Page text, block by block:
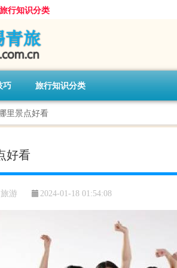
旅行知识分类
巧 旅行知识分类
里景点好看
好看
旅游 2024-01-18 01:54:08